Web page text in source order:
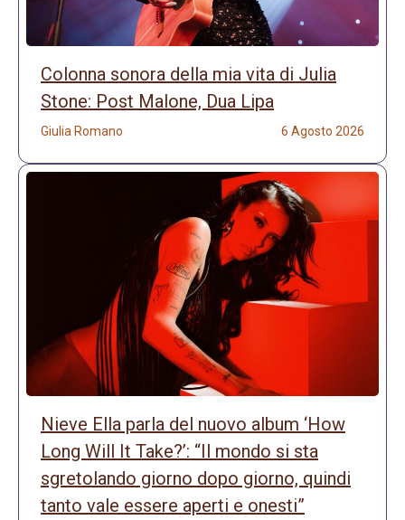
Colonna sonora della mia vita di Julia
Stone: Post Malone, Dua Lipa
Giulia Romano 6 Agosto 2026
Nieve Ella parla del nuovo album ‘How
Long Will It Take?’: “Il mondo si sta
sgretolando giorno dopo giorno, quindi
tanto vale essere aperti e onesti”